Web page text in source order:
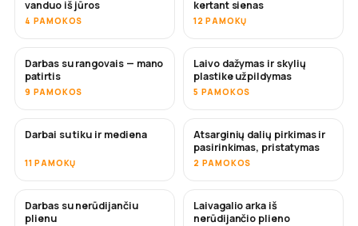
vanduo iš jūros
4 PAMOKOS
kertant sienas
12 PAMOKŲ
NETRUKUS
Darbas su rangovais — mano
patirtis
9 PAMOKOS
NETRUKUS
Laivo dažymas ir skylių
plastike užpildymas
5 PAMOKOS
Darbai su tiku ir mediena
11 PAMOKŲ
NETRUKUS
Atsarginių dalių pirkimas ir
pasirinkimas, pristatymas
2 PAMOKOS
NETRUKUS
Darbas su nerūdijančiu
plienu
Laivagalio arka iš
nerūdijančio plieno